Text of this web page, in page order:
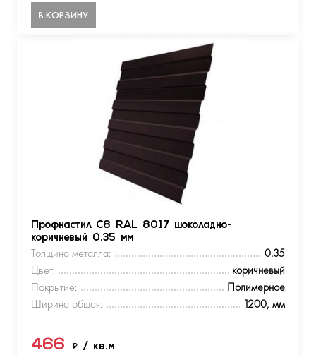
В КОРЗИНУ
Профнастил С8 RAL 8017 шоколадно-
коричневый 0.35 мм
Толщина металла:
0.35
Цвет:
коричневый
Покрытие:
Полимерное
Ширина общая:
1200, мм
466 ₽ / кв.м